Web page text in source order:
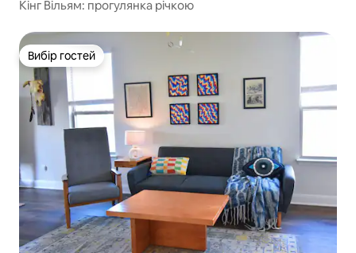
Кінг Вільям: прогулянка річкою
Вибір гостей
Вибір гостей